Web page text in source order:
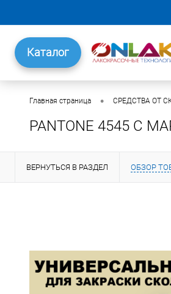
Каталог
Главная страница • СРЕДСТВА ОТ
PANTONE 4545 C
ВЕРНУТЬСЯ В РАЗДЕЛ ОБЗОР